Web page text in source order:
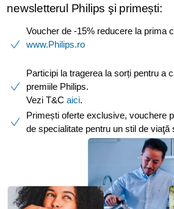
newsletterul Philips şi primești:
Voucher de -15% reducere la prima
www.Philips.ro
Participi la tragerea la sorți pentru a
premiile Philips.
Vezi T&C aici.
Primești oferte exclusive, vouchere
de specialitate pentru un stil de viaţă